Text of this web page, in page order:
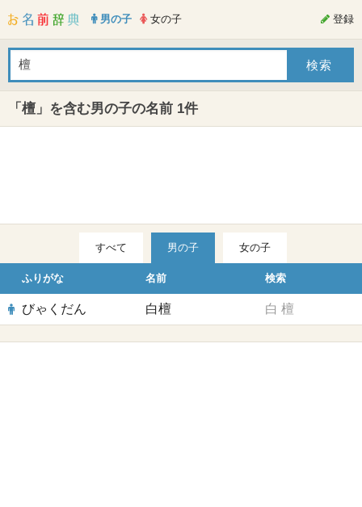
男の子 女の子 登録
「檀」を含む男の子の名前 1件
すべて 男の子 女の子
ふりがな 名前 検索
びゃくだん 白檀 白 檀